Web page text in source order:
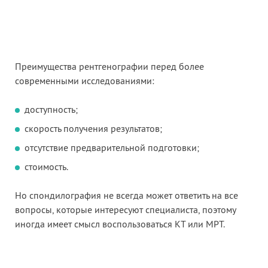
Преимущества рентгенографии перед более
современными исследованиями:
доступность;
скорость получения результатов;
отсутствие предварительной подготовки;
стоимость.
Но спондилография не всегда может ответить на все
вопросы, которые интересуют специалиста, поэтому
иногда имеет смысл воспользоваться КТ или МРТ.